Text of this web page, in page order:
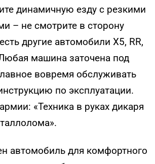
динамичную езду с резкими
– не смотрите в сторону
другие автомобили X5, RR,
машина заточена под
вовремя обслуживать
по эксплуатации.
«Техника в руках дикаря
автомобиль для комфортного